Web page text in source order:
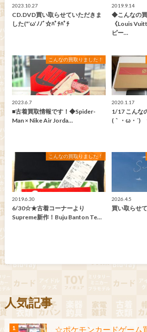
2023.10.27
CD.DVD買い取らせていただきま
した(*’ω’ﾉﾉﾞ☆ﾊﾟﾁﾊﾟﾁ
2019.9.14
◆こんなの買
《Louis
ピー…
こんなの買取りました！
2023.6.7
■古着買取情報です！◆Spider-
Man × Nike Air Jorda…
2020.1.17
1/17 こんな
(｀・ω・´)
こんなの買取りました！
2019.6.30
6/30☆★古着コーナーより
Supreme新作！Buju Banton Te…
2026.4.5
買い取らせ
人気記事
☆ポケモンカードゲーム